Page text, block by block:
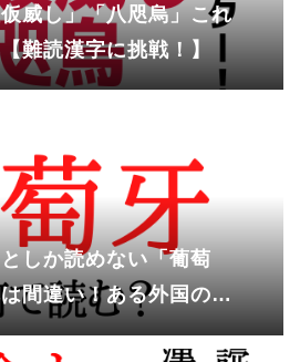
仮威し」「八咫烏」これ
難読漢字に挑戦！】
としか読めない「葡萄
間違い！ある外国の国
・・・